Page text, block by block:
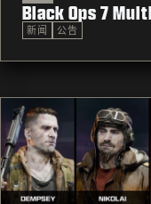
Black Ops 7
新闻 公告